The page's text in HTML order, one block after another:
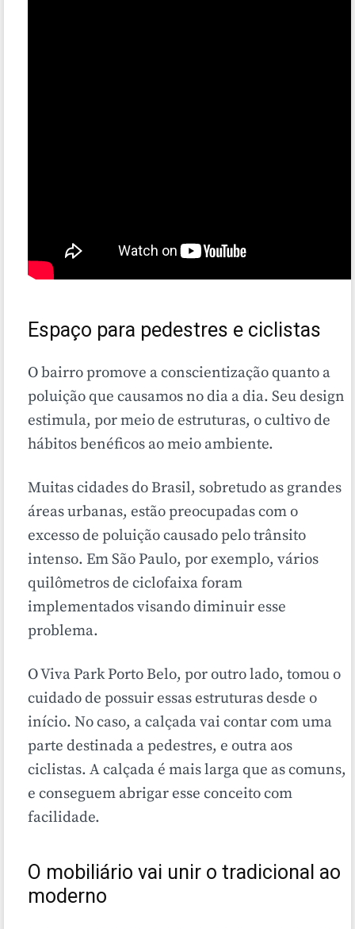
Espaço para pedestres e ciclistas
O bairro promove a conscientização quanto a
poluição que causamos no dia a dia. Seu design
estimula, por meio de estruturas, o cultivo de
hábitos benéficos ao meio ambiente.
Muitas cidades do Brasil, sobretudo as grandes
áreas urbanas, estão preocupadas com o
excesso de poluição causado pelo trânsito
intenso. Em São Paulo, por exemplo, vários
quilômetros de ciclofaixa foram
implementados visando diminuir esse
problema.
O Viva Park Porto Belo, por outro lado, tomou o
cuidado de possuir essas estruturas desde o
início. No caso, a calçada vai contar com uma
parte destinada a pedestres, e outra aos
ciclistas. A calçada é mais larga que as comuns,
e conseguem abrigar esse conceito com
facilidade.
O mobiliário vai unir o tradicional ao
moderno